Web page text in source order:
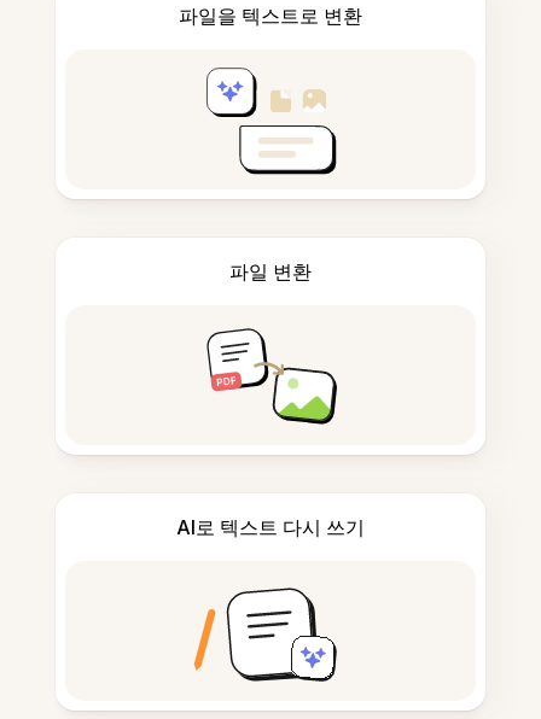
파일을 텍스트로 변환
파일 변환
AI로 텍스트 다시 쓰기